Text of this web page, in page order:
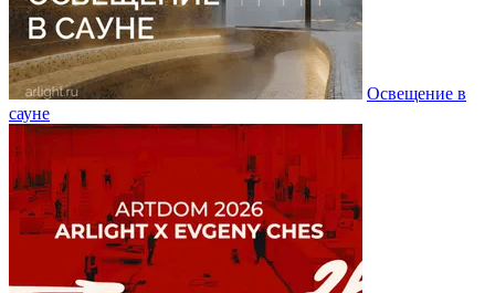
Освещение в
сауне